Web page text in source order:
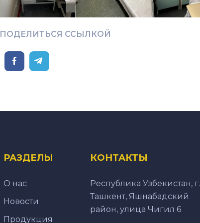
ПОДЕЛИТЬСЯ ССЫЛКОЙ
РАЗДЕЛЫ
О нас
Новости
Продукция
КОНТАКТЫ
Республика Узбекистан, г.
Ташкент, Яшнабадский
район, улица Чигил 6